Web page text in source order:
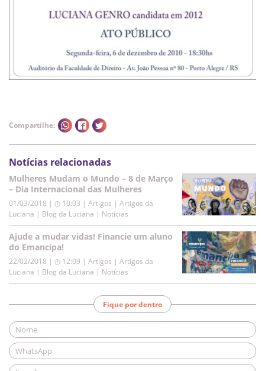
Compartilhe:
Notícias relacionadas
Mulheres Mudam o Mundo – 8 de Março
– Dia Internacional das Mulheres
01/03/2018 | ◷ 10:03 | Artigos | Artigos da
Luciana | Blog da Luciana | Notícias
Ajude a mudar vidas! Financie um aluno
do Emancipa!
22/02/2018 | ◷ 12:09 | Artigos | Artigos da
Luciana | Blog da Luciana | Notícias
Fique por dentro